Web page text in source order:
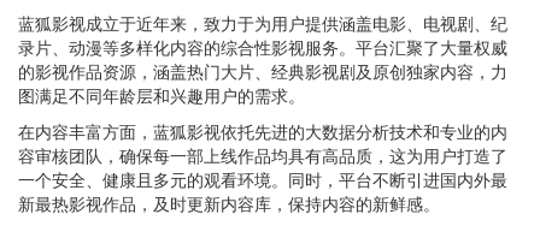
蓝狐影视成立于近年来，致力于为用户提供涵盖电影、电视剧、纪
录片、动漫等多样化内容的综合性影视服务。平台汇聚了大量权威
的影视作品资源，涵盖热门大片、经典影视剧及原创独家内容，力
图满足不同年龄层和兴趣用户的需求。
在内容丰富方面，蓝狐影视依托先进的大数据分析技术和专业的内
容审核团队，确保每一部上线作品均具有高品质，这为用户打造了
一个安全、健康且多元的观看环境。同时，平台不断引进国内外最
新最热影视作品，及时更新内容库，保持内容的新鲜感。